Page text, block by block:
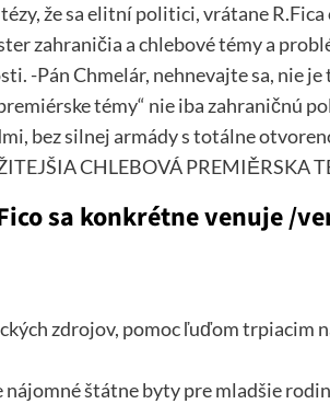
že sa elitní politici, vrátane
zahraničia a chlebové témy a
-Pán Chmelár, nehnevajte sa, nie je
témy“ nie iba zahraničnú
bez silnej armády s totálne
CHLEBOVÁ PREMIĚRSKA
sa konkrétne venuje /
zdrojov, pomoc ľuďom trpiacim
štátne byty pre mladšie